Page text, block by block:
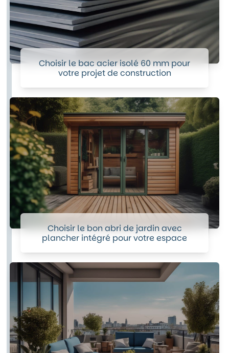
Choisir le bac acier isolé 60 mm pour
votre projet de construction
Choisir le bon abri de jardin avec
plancher intégré pour votre espace